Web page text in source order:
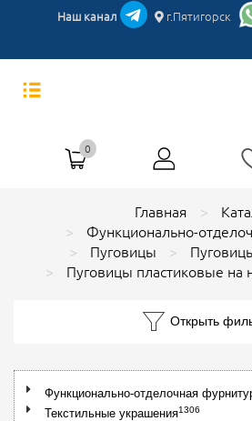
Наш канал г.Пятигорск
0
Главная
Функционально-
Пуговицы
Пуговицы пластиковые на
Открыть
Функционально-отделочная
Текстильные украшения1306